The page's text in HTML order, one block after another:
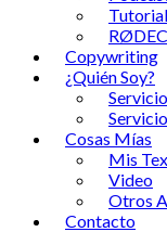
Copywriting
¿Quién Soy?
Cosas Mías
Mis
Video
Otros
Contacto